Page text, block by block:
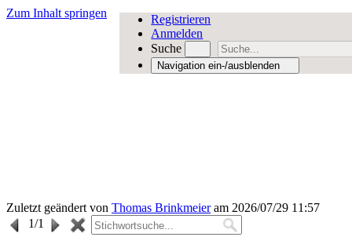
Zum Inhalt springen
Registrieren
Anmelden
Suche
Navigation ein-/ausblenden
Zuletzt geändert von Thomas Brinkmeieram 2026/07/29 11:57
1/1